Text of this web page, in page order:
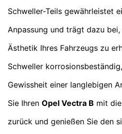
Schweller-Teils gewährleistet
Anpassung und trägt dazu
Ästhetik Ihres Fahrzeugs zu
Schweller
Gewissheit einer langlebigen
Sie Ihren Opel Vectra B mit
zurück und genießen Sie den